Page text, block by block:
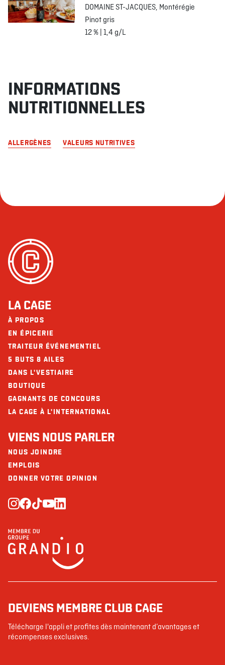
DOMAINE ST-JACQUES, Montérégie
Pinot gris
12 % | 1,4 g/L
INFORMATIONS
NUTRITIONNELLES
ALLERGÈNES VALEURS NUTRITIVES
LA CAGE
À PROPOS
EN ÉPICERIE
TRAITEUR ÉVÉNEMENTIEL
5 BUTS 8 AILES
DANS L'VESTIAIRE
BOUTIQUE
GAGNANTS DE CONCOURS
LA CAGE À L'INTERNATIONAL
VIENS NOUS PARLER
NOUS JOINDRE
EMPLOIS
DONNER VOTRE OPINION
DEVIENS MEMBRE CLUB CAGE
Télécharge l'appli et profites dès maintenant d’avantages et
récompenses exclusives.